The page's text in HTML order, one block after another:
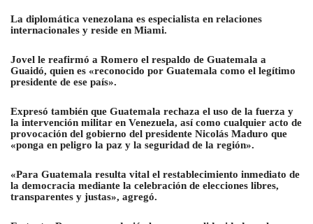
La diplomática venezolana es especialista en relaciones
internacionales y reside en Miami.
Jovel le reafirmó a Romero el respaldo de Guatemala a
Guaidó, quien es «reconocido por Guatemala como el legítimo
presidente de ese país».
Expresó también que Guatemala rechaza el uso de la fuerza y
la intervención militar en Venezuela, así como cualquier acto de
provocación del gobierno del presidente Nicolás Maduro que
«ponga en peligro la paz y la seguridad de la región».
«Para Guatemala resulta vital el restablecimiento inmediato de
la democracia mediante la celebración de elecciones libres,
transparentes y justas», agregó.